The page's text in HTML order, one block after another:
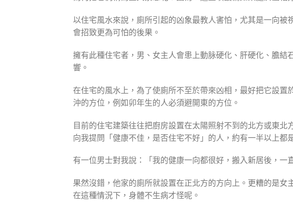
以住宅風水來說，廁所引起的凶象最教人害怕，尤其是一向
會招致更為可怕的後果。
擁有此種住宅者，男、女主人會患上動脉硬化、肝硬化、膽
響。
在住宅的風水上，為了使廁所不至於帶來凶相，最好把它設
沖的方位，例如卯年生的人必須避開東的方位。
目前的住宅建築往往把廚房設置在太陽照射不到的北方或東
向我提問「健康不佳，是否住宅不好」的人，約有一半以上都
有一位男士對我說：「我的健康一向都很好，搬入新居後，一
果然沒錯，他家的廁所就設置在正北方的方向上。更糟的是
在這種情況下，身體不生病才怪呢。